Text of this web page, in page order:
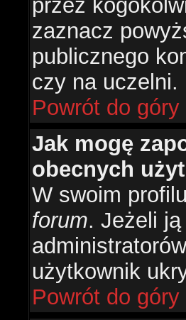
przez
zaznacz
publicznego
czy na uczelni.
Powrót do góry
Jak mogę
obecnych
W swoim
forum. Jeżeli ją
użytkownik
Powrót do góry